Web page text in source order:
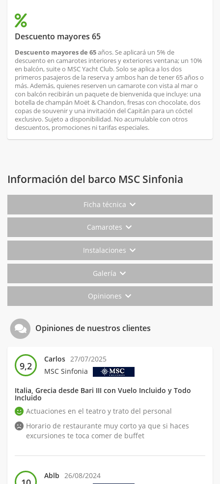
Descuento mayores 65
Descuento mayores de 65años. Se aplicará un 5% de
descuento en camarotes interiores y exteriores ventana; un 10%
en balcón, suite o MSC Yacht Club. Solo se aplica a los dos
primeros pasajeros de la reserva y ambos han de tener 65 años o
más. Además, quienes reserven un camarote con vista al mar o
con balcón recibirán un paquete de bienvenida que incluye: una
botella de champán Moët & Chandon, fresas con chocolate, dos
copas de souvenir y una invitación del Capitán para un cóctel
exclusivo. Sujeto a disponibilidad. No acumulable con otros
descuentos, promociones ni tarifas especiales.
Información del barco MSC Sinfonia
Ficha técnica
Camarotes
Instalaciones
Galería
Opiniones
Opiniones de nuestros clientes
9,2
Carlos 27/07/2025
MSC Sinfonia
Italia, Grecia desde Bari III con Vuelo Incluido y Todo
Incluido
Actuaciones en el teatro y trato del personal
Horario de restaurante muy corto ya que si haces
excursiones te toca comer de buffet
Ablb 26/08/2024